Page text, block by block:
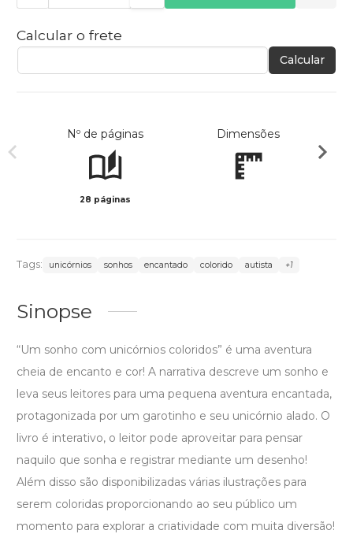
Calcular o frete
Calcular
Nº de páginas
28 páginas
Dimensões
Tags: unicórnios sonhos encantado colorido autista +1
Sinopse
“Um sonho com unicórnios coloridos” é uma aventura
cheia de encanto e cor! A narrativa descreve um sonho e
leva seus leitores para uma pequena aventura encantada,
protagonizada por um garotinho e seu unicórnio alado. O
livro é interativo, o leitor pode aproveitar para pensar
naquilo que sonha e registrar mediante um desenho!
Além disso são disponibilizadas várias ilustrações para
serem coloridas proporcionando ao seu público um
momento para explorar a criatividade com muita diversão!